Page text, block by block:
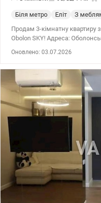
Біля метро Еліт З
Продам 3-кімнатну
Obolon SKY! Адреса:
матеріалів: камінь, скло,
планування: велика кухня з
спальні з видом на озеро,
санвузол. Меблі та побутова
комфортного життя.
— заходь і живи! Переваги
Презентабельне парадне з
високошвидкісні ліфти,
безперебійне
відеонаглядом та пожежною
наземний паркінги. Будинок
поруч з оновленим парком з
пішохідними доріжками,
альтанками. Ідеальне
Оновлено: 03.07.2026